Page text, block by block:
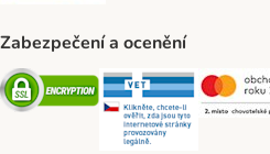
Zabezpečení a ocenění
Security Security